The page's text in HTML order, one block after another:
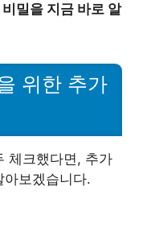
밀을 지금 바로 알
위한 추가
체크했다면, 추가
보겠습니다.